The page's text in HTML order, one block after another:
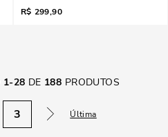
R$ 299,90
1-28 DE 188 PRODUTOS
3 Última